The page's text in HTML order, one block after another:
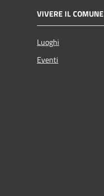
VIVERE IL COMUNE
Luoghi
Eventi